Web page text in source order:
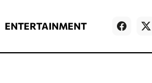
ENTERTAINMENT Games